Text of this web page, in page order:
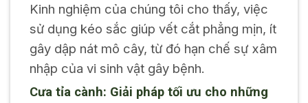
Kinh nghiệm của chúng tôi cho thấy, việc
sử dụng kéo sắc giúp vết cắt phẳng mịn, ít
gây dập nát mô cây, từ đó hạn chế sự xâm
nhập của vi sinh vật gây bệnh.
Cưa tỉa cành: Giải pháp tối ưu cho những